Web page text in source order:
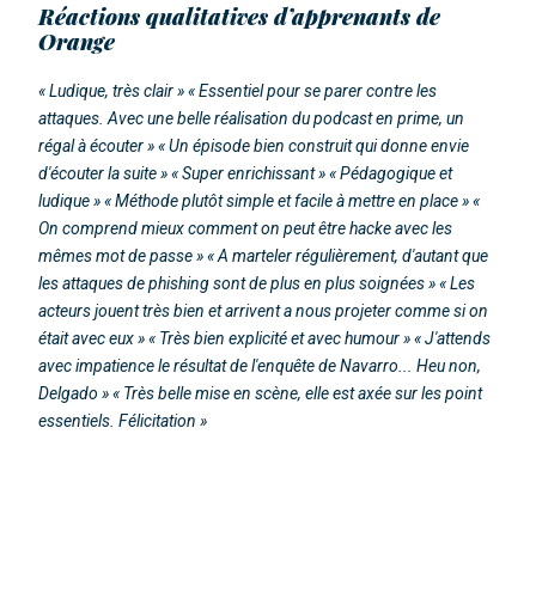
Réactions qualitatives d’apprenants de
Orange
« Ludique, très clair » « Essentiel pour se parer contre les
attaques. Avec une belle réalisation du podcast en prime, un
régal à écouter » « Un épisode bien construit qui donne envie
d'écouter la suite » « Super enrichissant » « Pédagogique et
ludique » « Méthode plutôt simple et facile à mettre en place » «
On comprend mieux comment on peut être hacke avec les
mêmes mot de passe » « A marteler régulièrement, d'autant que
les attaques de phishing sont de plus en plus soignées » « Les
acteurs jouent très bien et arrivent a nous projeter comme si on
était avec eux » « Très bien explicité et avec humour » « J'attends
avec impatience le résultat de l'enquête de Navarro... Heu non,
Delgado » « Très belle mise en scène, elle est axée sur les point
essentiels. Félicitation »